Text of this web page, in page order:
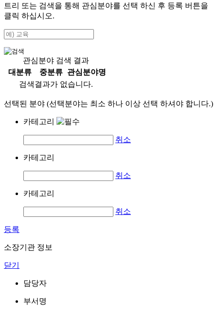
트리 또는 검색을 통해 관심분야를 선택 하신 후 등록 버튼을
클릭 하십시오.
관심분야 검색 결과
대분류
중분류
관심분야명
검색결과가 없습니다.
선택된 분야 (선택분야는 최소 하나 이상 선택 하셔야 합니다.)
카테고리
취소
카테고리
취소
카테고리
취소
등록
소장기관 정보
닫기
담당자
부서명